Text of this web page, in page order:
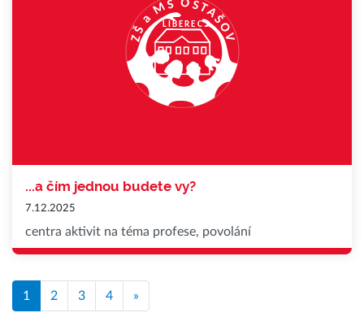
...a čím jednou budete vy?
7.12.2025
centra aktivit na téma profese, povolání
1 2 3 4 »